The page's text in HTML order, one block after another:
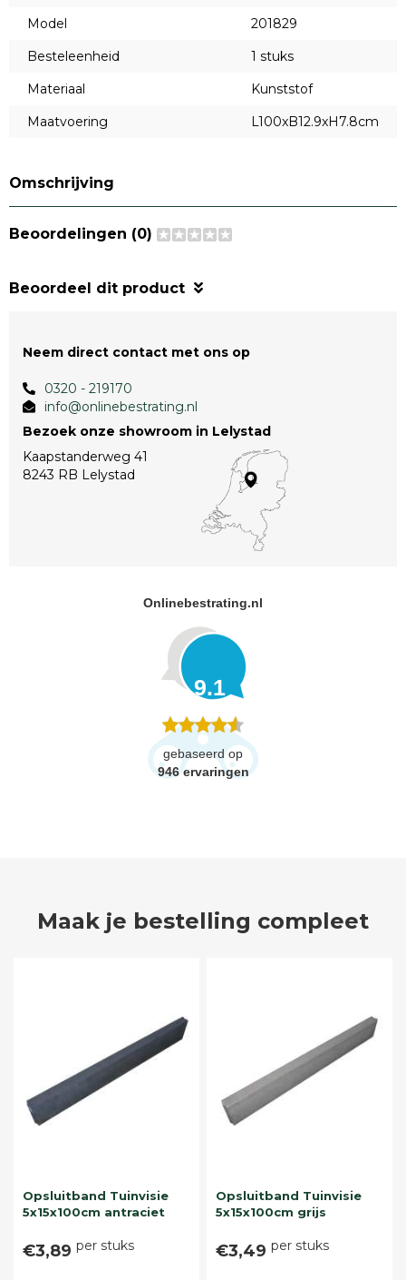
Model
201829
Besteleenheid
1 stuks
Materiaal
Kunststof
Maatvoering
L100xB12.9xH7.8cm
Omschrijving
Beoordelingen (0)
Beoordeel dit product
Neem direct contact met ons op
0320 - 219170
info@onlinebestrating.nl
Bezoek onze showroom in Lelystad
Kaapstanderweg 41
8243 RB Lelystad
Onlinebestrating.nl
9.1
gebaseerd op
946 ervaringen
Maak je bestelling compleet
Opsluitband Tuinvisie
5x15x100cm antraciet
€3,89 per stuks
Opsluitband Tuinvisie
5x15x100cm grijs
€3,49 per stuks